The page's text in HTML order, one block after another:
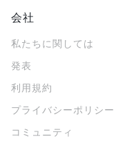
会社
私たちに関しては
発表
利用規約
プライバシーポリシー
コミュニティ